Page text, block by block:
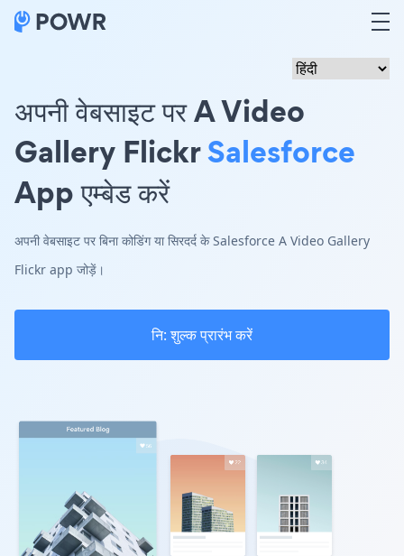
अपनी वेबसाइट पर A Video
Gallery FlickrSalesforce
App एम्बेड करें
अपनी वेबसाइट पर बिना कोडिंग या सिरदर्द के Salesforce A Video Gallery
Flickr app जोड़ें।
नि: शुल्क प्रारंभ करें